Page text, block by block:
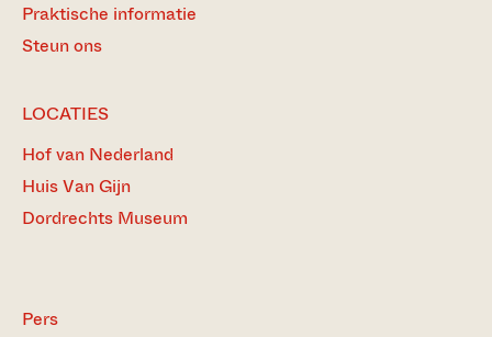
Praktische informatie
Steun ons
LOCATIES
Hof van Nederland
Huis Van Gijn
Dordrechts Museum
Pers